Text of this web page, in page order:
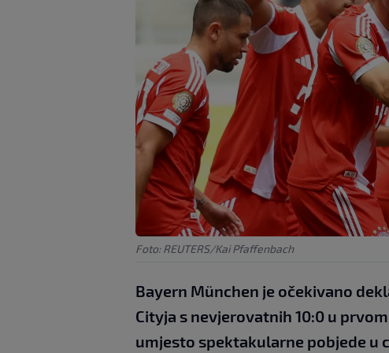
Foto: REUTERS/Kai Pfaffenbach
Bayern München je očekivano
Cityja s nevjerovatnih 10:0 u
umjesto spektakularne pobjede u